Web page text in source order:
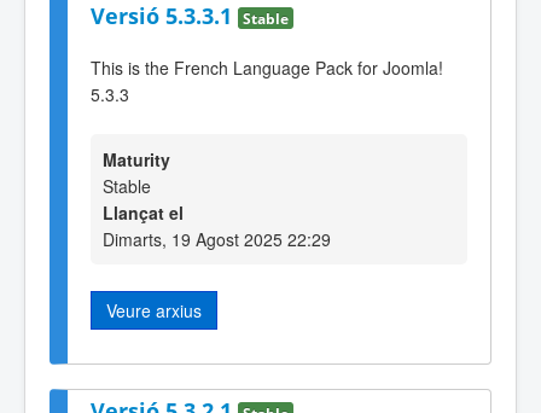
Versió 5.3.3.1 Stable
This is the French Language Pack for Joomla!
5.3.3
Maturity
Stable
Llançat el
Dimarts, 19 Agost 2025 22:29
Veure arxius